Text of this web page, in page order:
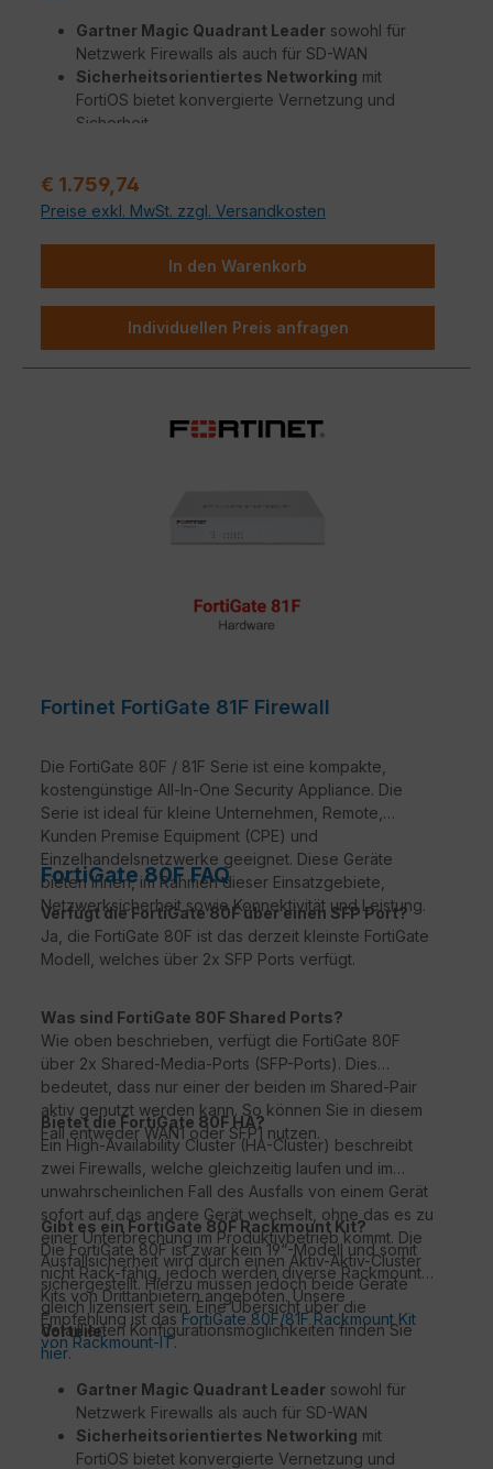
Gartner Magic Quadrant Leader sowohl für
Netzwerk Firewalls als auch für SD-WAN
Sicherheitsorientiertes Networking mit
FortiOS bietet konvergierte Vernetzung und
Sicherheit
Unternehmenssicherheit
/ ML-gestützten FortiGuard Dienstleistungen
für Netzwerk und Sicherheit, Automatisierung,
tiefgreifende Analysen, und Selbstheilung
Regulärer Preis:
€ 1.759,74
Preise exkl. MwSt. zzgl. Versandkosten
In den Warenkorb
Individuellen Preis anfragen
Fortinet FortiGate 81F Firewall
Die FortiGate 80F / 81F Serie ist eine kompakte,
kostengünstige All-In-One Security Appliance. Die
Serie ist ideal für kleine Unternehmen, Remote,
Kunden Premise Equipment (CPE) und
Einzelhandelsnetzwerke geeignet. Diese Geräte
bieten Ihnen, im Rahmen dieser Einsatzgebiete,
Netzwerksicherheit sowie Konnektivität und Leistung.
FortiGate 80F FAQ
Verfügt die FortiGate 80F über einen SFP Port?
Ja, die FortiGate 80F ist das derzeit kleinste FortiGate
Modell, welches über 2x SFP Ports verfügt.
Was sind FortiGate 80F Shared Ports?
Wie oben beschrieben, verfügt die FortiGate 80F
über 2x Shared-Media-Ports (SFP-Ports). Dies
bedeutet, dass nur einer der beiden im Shared-Pair
aktiv genutzt werden kann. So können Sie in diesem
Fall entweder WAN1 oder SFP1 nutzen.
Bietet die FortiGate 80F HA?
Ein High-Availability Cluster (HA-Cluster) beschreibt
zwei Firewalls, welche gleichzeitig laufen und im
unwahrscheinlichen Fall des Ausfalls von einem Gerät
sofort auf das andere Gerät wechselt, ohne das es zu
einer Unterbrechung im Produktivbetrieb kommt. Die
Ausfallsicherheit wird durch einen Aktiv-Aktiv-Cluster
sichergestellt. Hierzu müssen jedoch beide Geräte
gleich lizensiert sein. Eine Übersicht über die
detaillierten Konfigurationsmöglichkeiten finden Sie
hier.
Gibt es ein FortiGate 80F Rackmount Kit?
Die FortiGate 80F ist zwar kein 19“-Modell und somit
nicht Rack-fähig, jedoch werden diverse Rackmount-
Kits von Drittanbietern angeboten. Unsere
Empfehlung ist dasFortiGate 80F/81F Rackmount Kit
von Rackmount-IT.
Vorteile:
Gartner Magic Quadrant Leader sowohl für
Netzwerk Firewalls als auch für SD-WAN
Sicherheitsorientiertes Networking mit
FortiOS bietet konvergierte Vernetzung und